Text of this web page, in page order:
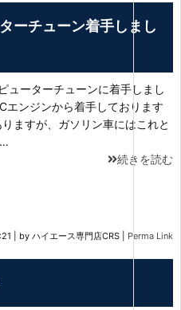
ーチューン着手しまし
ューターチューンに着手しまし
ンジンから着手しております
ますが、ガソリン車にはこれと
続きを読む
by ハイエース専門店CRS Perma Link